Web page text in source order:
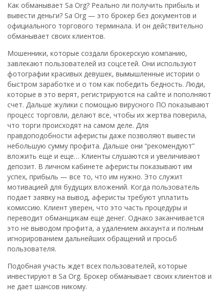
Как обманывает Sa Org? Реально ли получить прибыль и
вывести деньги? Sa Org — это брокер без документов и
официального торгового терминала. И он действительно
обманывает своих клиентов.
Мошенники, которые создали брокерскую компанию,
завлекают пользователей из соцсетей. Они используют
фотографии красивых девушек, вымышленные истории о
быстром заработке и о том как победить бедность. Люди,
которые в это верят, регистрируются на сайте и пополняют
счет. Дальше жулики с помощью вирусного ПО показывают
процесс торговли, делают все, чтобы их жертва поверила,
что торги происходят на самом деле. Для
правдоподобности аферисты даже позволяют вывести
небольшую сумму профита. Дальше они “рекомендуют”
вложить еще и еще… Клиенты слушаются и увеличивают
депозит. В личном кабинете аферисты показывают им
успех, прибыль — все то, что им нужно. Это служит
мотивацией для будущих вложений. Когда пользователь
подает заявку на вывод, аферисты требуют уплатить
комиссию. Клиент уверен, что это часть процедуры и
переводит обманщикам еще денег. Однако заканчивается
это не выводом профита, а удалением аккаунта и полным
игнорированием дальнейших обращений и просьб
пользователя.
Подобная участь ждет всех пользователей, которые
инвестируют в Sa Org. Брокер обманывает своих клиентов и
не дает шансов никому.